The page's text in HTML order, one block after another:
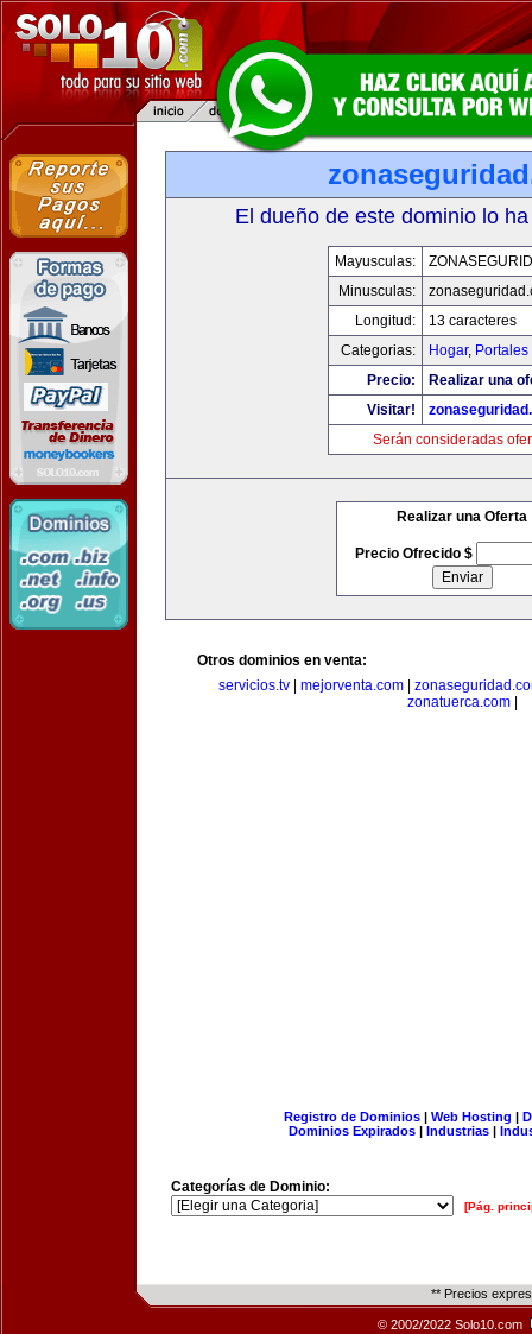
El dueño de este dominio lo
Mayusculas:
Minusculas:
Longitud:
13 caracteres
Categorias:
Hogar, Portales
Precio:
Realizar una
Visitar!
Serán consideradas
Realizar una Oferta
Precio Ofrecido $
Otros dominios en venta:
servicios.tv| mejorventa.com|
zonatuerca.com|
Registro de Dominios| Web Hosting |
Dominios Expirados | Industrias |
Categorías de Dominio:
[Pág.
** Precios
© 2002/2022 Solo10.com